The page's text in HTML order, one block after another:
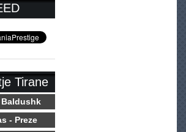
Tirane
Baldushk
- Preze